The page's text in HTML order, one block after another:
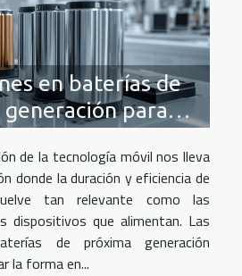
en baterías de
para
de la tecnología móvil nos lleva
donde la duración y eficiencia de
tan relevante como las
dispositivos que alimentan. Las
de próxima generación
la forma en...